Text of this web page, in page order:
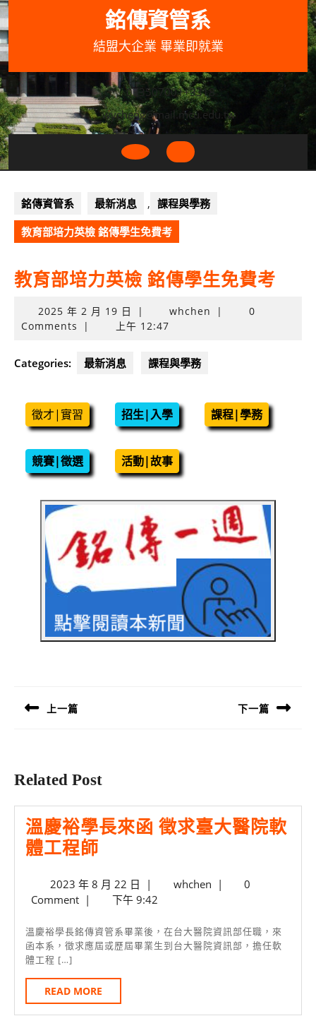
Skip
to
content
銘傳資管系
結盟大企業 畢業即就業
033507001+3318
wycheng@mail.mcu.edu.tw
Open
銘傳資管系
最新消息 , 課程與學務
教育部培力英檢 銘傳學生免費考
教育部培力英檢 銘傳學生免費考
2025 年 2 月 19 日 2025
年
| whchen |
0
Comments
| 上午 12:47
Categories: 最新消息 課程與學務
徵才|實習 招生|入學 課程|學務
競賽|徵選 活動|故事
導
上一篇 下一篇
Related Post
溫慶裕學長來函 徵求臺大醫院軟
體工程師
裕
長
來
函
徵
求
2023 年 8 月 22 日 2023
年
月
22
| whchenwhchen
|
0
Comment | 下午 9:42
溫慶裕學長銘傳資管系畢業後，在台大醫院資訊部任職，來
函本系，徵求應屆或歷屆畢業生到台大醫院資訊部，擔任軟
體工程 […]
READ MORE
MORE